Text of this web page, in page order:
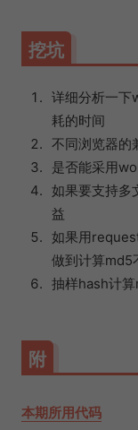
挖坑
详细分析一下
耗的时间
不同浏览器的
是否能采用
如果要支持多
益
如果用
做到计算md5
抽样hash计
附
本期所用代码